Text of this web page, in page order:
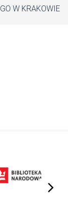
W KRAKOWIE
next